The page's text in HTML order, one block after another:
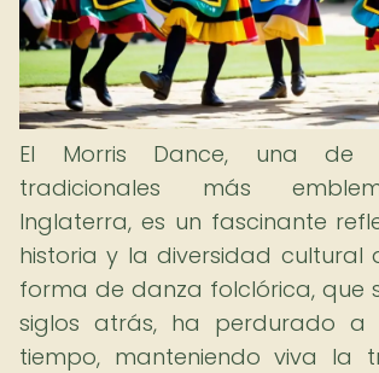
El Morris Dance, una de
tradicionales más
Inglaterra, es un fascinante
historia y la diversidad cultural
forma de danza folclórica, que
siglos atrás, ha perdurado
tiempo, manteniendo viva la